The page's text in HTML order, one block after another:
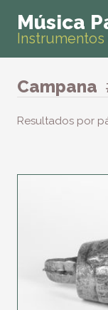
Música
Campana
Resultados por